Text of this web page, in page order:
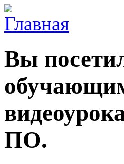
Вы
ПО.